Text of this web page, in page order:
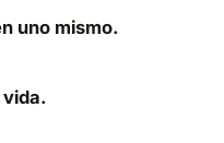
uno mismo.